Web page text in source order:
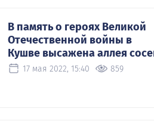
В память о героях Великой
Отечественной войны в
Кушве высажена аллея
17 мая 2022, 15:40 859